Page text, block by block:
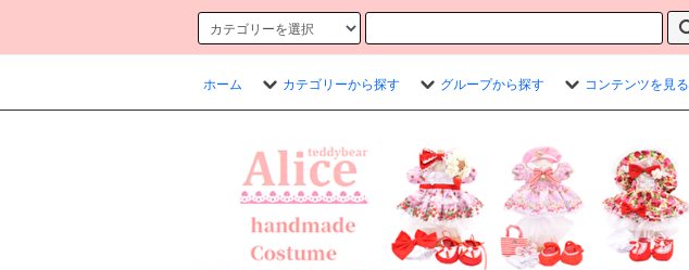
ホーム カテゴリーから探す グループから探す コンテンツを見る